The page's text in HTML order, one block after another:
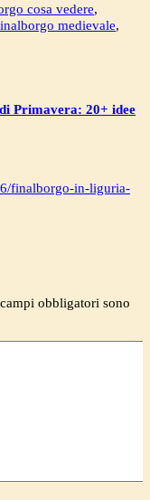
cosa vedere,
medievale,
Primavera: 20+ idee
finalborgo-in-liguria-
obbligatori sono